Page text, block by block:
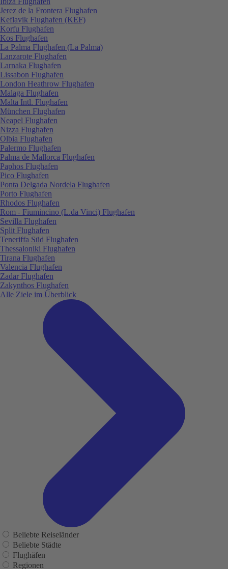
Jerez de la Frontera Flughafen
Keflavik Flughafen (KEF)
Korfu Flughafen
Kos Flughafen
La Palma Flughafen (La Palma)
Lanzarote Flughafen
Larnaka Flughafen
Lissabon Flughafen
London Heathrow Flughafen
Malaga Flughafen
Malta Intl. Flughafen
München Flughafen
Neapel Flughafen
Nizza Flughafen
Olbia Flughafen
Palermo Flughafen
Palma de Mallorca Flughafen
Paphos Flughafen
Pico Flughafen
Ponta Delgada Nordela Flughafen
Porto Flughafen
Rhodos Flughafen
Rom - Fiumincino (L.da Vinci) Flughafen
Sevilla Flughafen
Split Flughafen
Teneriffa Süd Flughafen
Thessaloniki Flughafen
Tirana Flughafen
Valencia Flughafen
Zadar Flughafen
Zakynthos Flughafen
Alle Ziele im Überblick
Beliebte Reiseländer
Beliebte Städte
Flughäfen
Regionen